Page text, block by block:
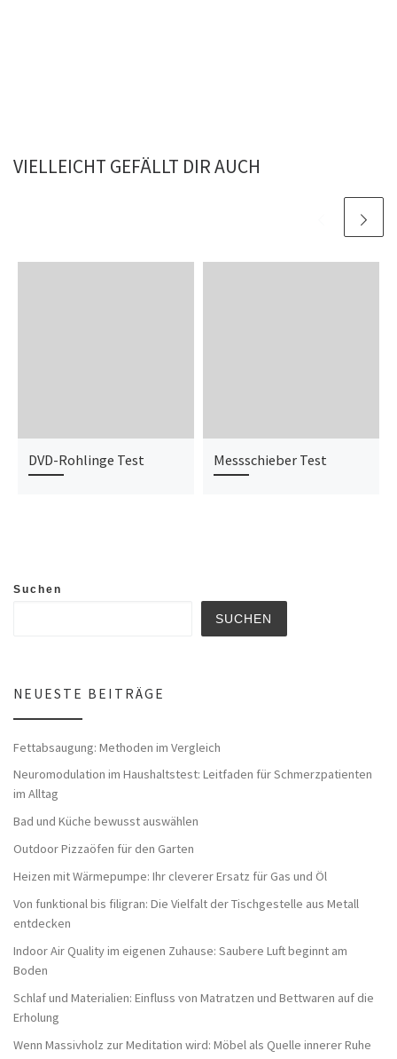
VIELLEICHT GEFÄLLT DIR AUCH
DVD-Rohlinge Test Messschieber Test
Suchen
SUCHEN
NEUESTE BEITRÄGE
Fettabsaugung: Methoden im Vergleich
Neuromodulation im Haushaltstest: Leitfaden für Schmerzpatienten
im Alltag
Bad und Küche bewusst auswählen
Outdoor Pizzaöfen für den Garten
Heizen mit Wärmepumpe: Ihr cleverer Ersatz für Gas und Öl
Von funktional bis filigran: Die Vielfalt der Tischgestelle aus Metall
entdecken
Indoor Air Quality im eigenen Zuhause: Saubere Luft beginnt am
Boden
Schlaf und Materialien: Einfluss von Matratzen und Bettwaren auf die
Erholung
Wenn Massivholz zur Meditation wird: Möbel als Quelle innerer Ruhe